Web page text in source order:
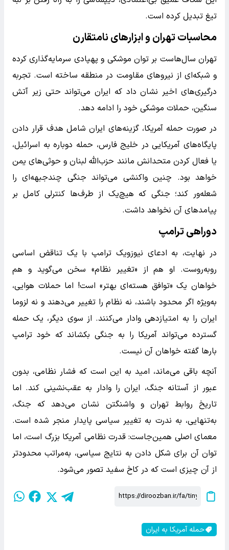
تیغ تبدیل کرده است.
محاسبات تهران و ابزارهای نامتقارن
تهران سال‌هاست بر توان موشکی و پهپادی سرمایه‌گذاری کرده
و شبکه‌ای از نیروهای مقاومت در منطقه ساخته است. تجربه
درگیری‌های اخیر نشان داد که ایران می‌تواند حتی زیر آتش
سنگین، حملات موشکی خود را ادامه دهد.
در صورت حمله آمریکا، گزینه‌های ایران شامل هدف قرار دادن
پایگاه‌های آمریکایی در خلیج فارس، حمله دوباره به اسرائیل،
یا فعال کردن متحدانش مانند حزب‌الله لبنان و حوثی‌های یمن
خواهد بود. چنین واکنشی می‌تواند جنگی چندجبهه‌ای را
شعله‌ور کند؛ جنگی که هیچ‌یک از طرف‌ها کنترلی کامل بر
پیامدهای آن نخواهد داشت.
دوراهی ترامپ
در نهایت، به ادعای نیوزویک ترامپ با یک تناقض اساسی
روبه‌روست. او هم از «تغییر نظام» سخن می‌گوید و هم
خواهان یک «توافق هسته‌ای بهتر» است! اما حملات هوایی،
به‌ویژه اگر محدود باشند، نه نظام را تغییر می‌دهند و نه لزوما
ایران را به امتیازدهی وادار می‌کنند. از سوی دیگر، یک حمله
گسترده می‌تواند آمریکا را به جنگی بکشاند که خود ترامپ
بارها گفته خواهان آن نیست.
آنچه باقی می‌ماند، امید به این است که فشار نظامی، بدون
عبور از آستانه جنگ، ایران را وادار به عقب‌نشینی کند. اما
تاریخ روابط تهران و واشنگتن نشان می‌دهد که جنگ،
به‌تنهایی، به ندرت به تغییر سیاسی پایدار منجر شده است.
معمای اصلی همین‌جاست: قدرت نظامی آمریکا بزرگ است، اما
توان آن برای شکل دادن به نتایج سیاسی، به‌مراتب محدودتر
از آن چیزی است که در کاخ سفید تصور می‌شود.
حمله آمریکا به ایران